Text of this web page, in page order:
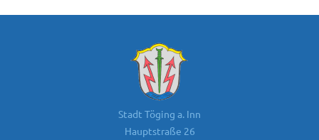
Stadt Töging a. Inn
Hauptstraße 26